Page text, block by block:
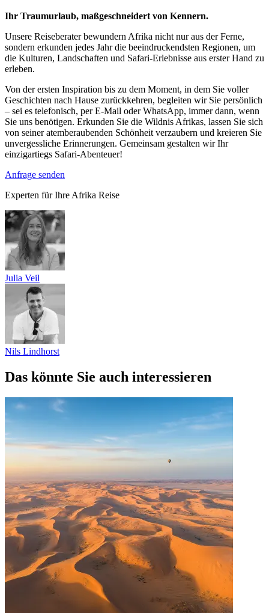
Ihr Traumurlaub, maßgeschneidert von Kennern.
Unsere Reiseberater bewundern Afrika nicht nur aus der Ferne,
sondern erkunden jedes Jahr die beeindruckendsten Regionen, um
die Kulturen, Landschaften und Safari-Erlebnisse aus erster Hand zu
erleben.
Von der ersten Inspiration bis zu dem Moment, in dem Sie voller
Geschichten nach Hause zurückkehren, begleiten wir Sie persönlich
– sei es telefonisch, per E-Mail oder WhatsApp, immer dann, wenn
Sie uns benötigen. Erkunden Sie die Wildnis Afrikas, lassen Sie sich
von seiner atemberaubenden Schönheit verzaubern und kreieren Sie
unvergessliche Erinnerungen. Gemeinsam gestalten wir Ihr
einzigartiegs Safari-Abenteuer!
Anfrage senden
Experten für Ihre Afrika Reise
Julia Veil
Nils Lindhorst
Das könnte Sie auch interessieren